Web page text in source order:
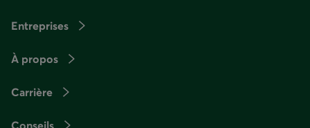
Entreprises
À propos
Carrière
Conseils